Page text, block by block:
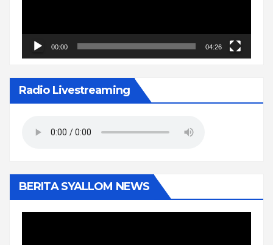
00:00 04:26
Radio Livestreaming
BERITA SYALLOM NEWS